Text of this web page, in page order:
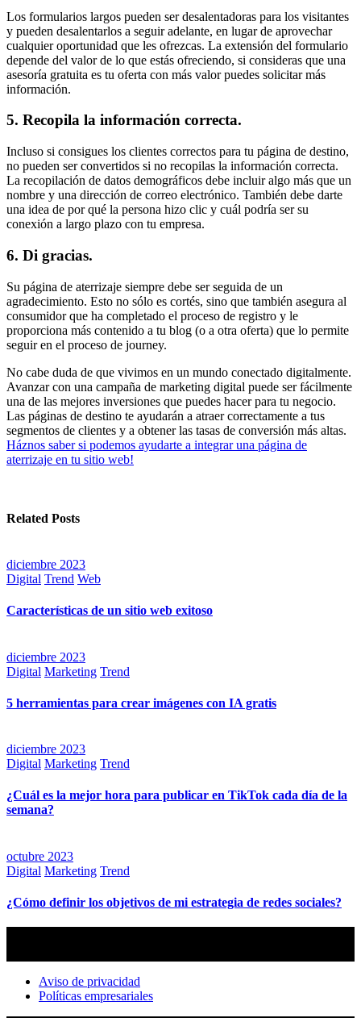
Los formularios largos pueden ser desalentadoras para los visitantes
y pueden desalentarlos a seguir adelante, en lugar de aprovechar
cualquier oportunidad que les ofrezcas. La extensión del formulario
depende del valor de lo que estás ofreciendo, si consideras que una
asesoría gratuita es tu oferta con más valor puedes solicitar más
información.
5. Recopila la información correcta.
Incluso si consigues los clientes correctos para tu página de destino,
no pueden ser convertidos si no recopilas la información correcta.
La recopilación de datos demográficos debe incluir algo más que un
nombre y una dirección de correo electrónico. También debe darte
una idea de por qué la persona hizo clic y cuál podría ser su
conexión a largo plazo con tu empresa.
6. Di gracias.
Su página de aterrizaje siempre debe ser seguida de un
agradecimiento. Esto no sólo es cortés, sino que también asegura al
consumidor que ha completado el proceso de registro y le
proporciona más contenido a tu blog (o a otra oferta) que lo permite
seguir en el proceso de journey.
No cabe duda de que vivimos en un mundo conectado digitalmente.
Avanzar con una campaña de marketing digital puede ser fácilmente
una de las mejores inversiones que puedes hacer para tu negocio.
Las páginas de destino te ayudarán a atraer correctamente a tus
segmentos de clientes y a obtener las tasas de conversión más altas.
Háznos saber si podemos ayudarte a integrar una página de
aterrizaje en tu sitio web!
Related Posts
diciembre 2023
Digital Trend Web
Características de un sitio web exitoso
diciembre 2023
Digital Marketing Trend
5 herramientas para crear imágenes con IA gratis
diciembre 2023
Digital Marketing Trend
¿Cuál es la mejor hora para publicar en TikTok cada día de la
semana?
octubre 2023
Digital Marketing Trend
¿Cómo definir los objetivos de mi estrategia de redes sociales?
Aviso de privacidad
Políticas empresariales